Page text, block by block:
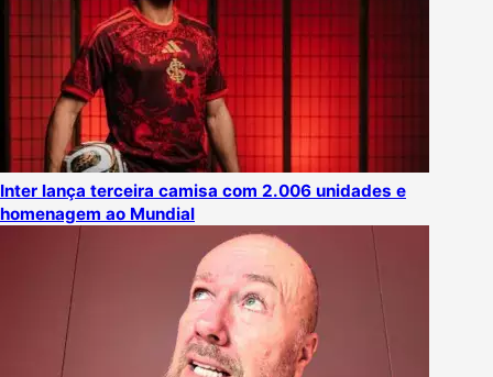
Inter lança terceira camisa com 2.006 unidades e
homenagem ao Mundial